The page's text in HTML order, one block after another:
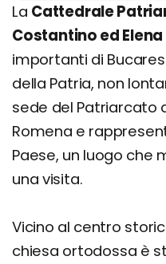
La Cattedrale
Costantino ed Elena
importanti di
della Patria, non
sede del Patriarcato
Romena e
Paese, un luogo
una visita.
Vicino al centro
chiesa ortodossa è